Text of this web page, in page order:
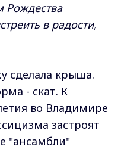
Рождества
в радости,
сделала крыша.
- скат. К
во Владимире
застроят
"ансамбли"